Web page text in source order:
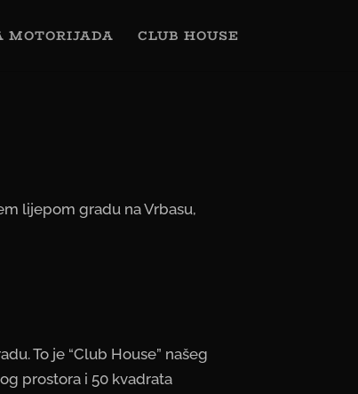
MOTORIJADA CLUB HOUSE
lijepom gradu na Vrbasu,
To je “Club House” našeg
prostora i 50 kvadrata